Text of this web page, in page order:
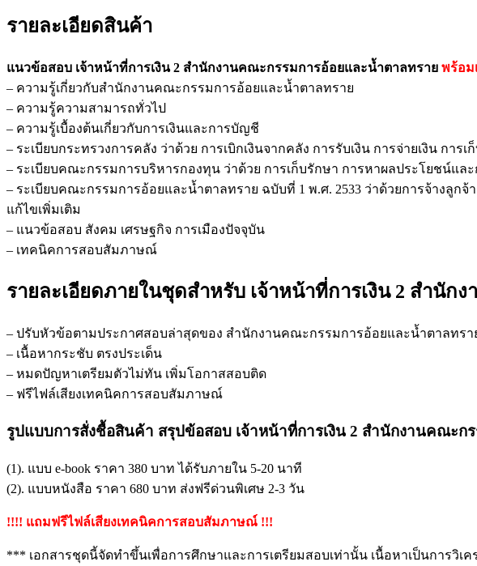
อ้อย
น้ำตาล
ทราย
ชิ้น
รายละเอียดสินค้า
แนวข้อสอบ เจ้าหน้าที่การเงิน 2 สำนักงานคณะกรรมการอ้อยและน้ำตาลทราย พร้อม
– ความรู้เกี่ยวกับสำนักงานคณะกรรมการอ้อยและน้ำตาลทราย
– ความรู้ความสามารถทั่วไป
– ความรู้เบื้องต้นเกี่ยวกับการเงินและการบัญชี
– ระเบียบกระทรวงการคลัง ว่าด้วย การเบิกเงินจากคลัง การรับเงิน การจ่ายเงิน การ
– ระเบียบคณะกรรมการบริหารกองทุน ว่าด้วย การเก็บรักษา การหาผลประโยชน์แล
– ระเบียบคณะกรรมการอ้อยและน้ำตาลทราย ฉบับที่ 1 พ.ศ. 2533 ว่าด้วยการจ้างลู
แก้ไขเพิ่มเติม
– แนวข้อสอบ สังคม เศรษฐกิจ การเมืองปัจจุบัน
– เทคนิคการสอบสัมภาษณ์
รายละเอียดภายในชุดสำหรับ เจ้าหน้าที่การเงิน 2 สำนั
– ปรับหัวข้อตามประกาศสอบล่าสุดของ สำนักงานคณะกรรมการอ้อยและน้ำตาลทรา
– เนื้อหากระชับ ตรงประเด็น
– หมดปัญหาเตรียมตัวไม่ทัน เพิ่มโอกาสสอบติด
– ฟรีไฟล์เสียงเทคนิคการสอบสัมภาษณ์
รูปแบบการสั่งชื้อสินค้า สรุปข้อสอบ เจ้าหน้าที่การเงิน 2 สำนักงานคณะก
(1). แบบ e-book ราคา 380 บาท ได้รับภายใน 5-20 นาที
(2). แบบหนังสือ ราคา 680 บาท ส่งฟรีด่วนพิเศษ 2-3 วัน
!!!! แถมฟรีไฟล์เสียงเทคนิคการสอบสัมภาษณ์ !!!
*** เอกสารชุดนี้จัดทำขึ้นเพื่อการศึกษาและการเตรียมสอบเท่านั้น เนื้อหาเป็นการวิเ